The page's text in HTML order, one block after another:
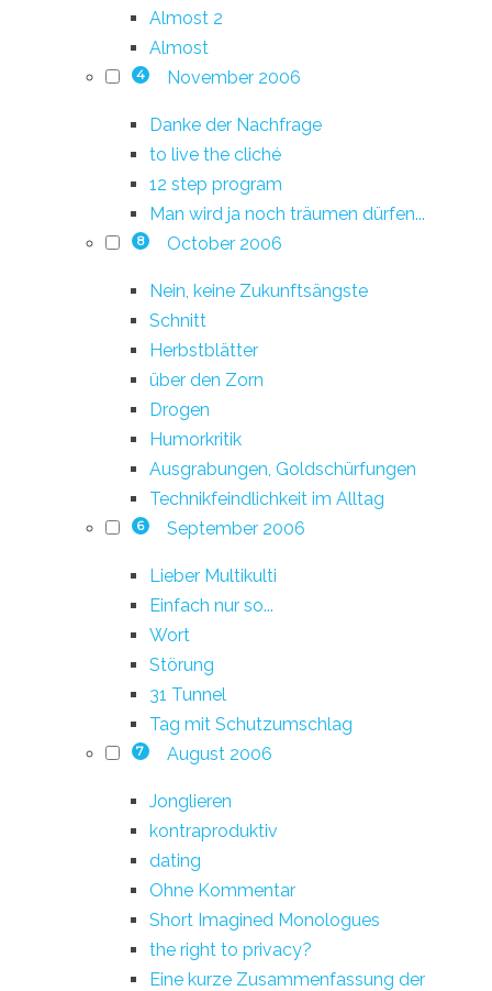
Almost 2
Almost
4 November 2006
Danke der Nachfrage
to live the cliché
12 step program
Man wird ja noch träumen dürfen...
8 October 2006
Nein, keine Zukunftsängste
Schnitt
Herbstblätter
über den Zorn
Drogen
Humorkritik
Ausgrabungen, Goldschürfungen
Technikfeindlichkeit im Alltag
6 September 2006
Lieber Multikulti
Einfach nur so...
Wort
Störung
31 Tunnel
Tag mit Schutzumschlag
7 August 2006
Jonglieren
kontraproduktiv
dating
Ohne Kommentar
Short Imagined Monologues
the right to privacy?
Eine kurze Zusammenfassung der